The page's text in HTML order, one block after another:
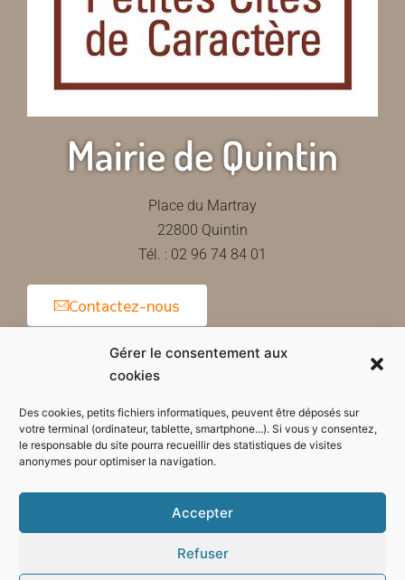
Gérer le consentement aux
cookies
Des cookies, petits fichiers informatiques, peuvent être déposés sur
votre terminal (ordinateur, tablette, smartphone...). Si vous y consentez,
le responsable du site pourra recueillir des statistiques de visites
anonymes pour optimiser la navigation.
Accepter
Refuser
Mairie de Quintin
Place du Martray
22800 Quintin
Tél. : 02 96 74 84 01
Contactez-nous
Horaires d'ouverture de la mairie